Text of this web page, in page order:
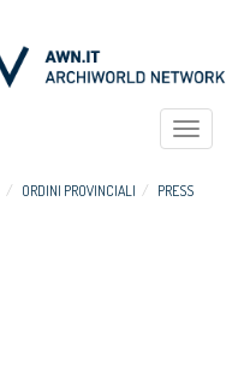
Toggle
ORDINI PROVINCIALI
PRESS